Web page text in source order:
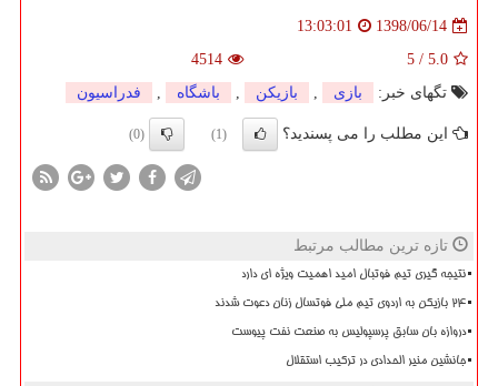
1398/06/14
13:03:01
5.0
/
5
4514
تگهای خبر:
بازی , بازیكن , باشگاه , فدراسیون
این مطلب را می پسندید؟ (1)
(0)
تازه ترین مطالب مرتبط
نتیجه گیری تیم فوتبال امید اهمیت ویژه ای دارد
۲۴ بازیکن به اردوی تیم ملی فوتسال زنان دعوت شدند
دروازه بان سابق پرسپولیس به صنعت نفت پیوست
جانشین منیر الحدادی در ترکیب استقلال